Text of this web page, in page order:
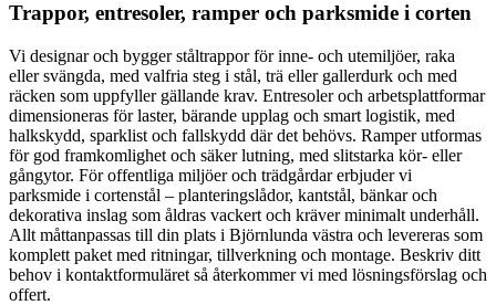
Trappor, entresoler, ramper och parksmide i corten
Vi designar och bygger ståltrappor för inne- och utemiljöer, raka
eller svängda, med valfria steg i stål, trä eller gallerdurk och med
räcken som uppfyller gällande krav. Entresoler och arbetsplattformar
dimensioneras för laster, bärande upplag och smart logistik, med
halkskydd, sparklist och fallskydd där det behövs. Ramper utformas
för god framkomlighet och säker lutning, med slitstarka kör- eller
gångytor. För offentliga miljöer och trädgårdar erbjuder vi
parksmide i cortenstål – planteringslådor, kantstål, bänkar och
dekorativa inslag som åldras vackert och kräver minimalt underhåll.
Allt måttanpassas till din plats i Björnlunda västra och levereras som
komplett paket med ritningar, tillverkning och montage. Beskriv ditt
behov i kontaktformuläret så återkommer vi med lösningsförslag och
offert.